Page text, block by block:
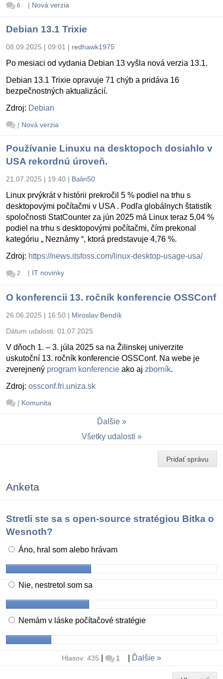
6 | Nová verzia
Debian 13.1 Trixie
08.09.2025 | 09:01 | redhawk1975
Po mesiaci od vydania Debian 13 vyšla nová verzia 13.1.
Debian 13.1 Trixie opravuje 71 chýb a pridáva 16
bezpečnostných aktualizácií.
Zdroj: Debian
| Nová verzia
Používanie Linuxu na desktopoch dosiahlo v
USA rekordnú úroveň.
21.07.2025 | 19:40 | Balin50
Linux prvýkrát v histórii prekročil 5 % podiel na trhu s
desktopovými počítačmi v USA . Podľa globálnych štatistík
spoločnosti StatCounter za jún 2025 má Linux teraz 5,04 %
podiel na trhu s desktopovými počítačmi, čím prekonal
kategóriu „ Neznámy “, ktorá predstavuje 4,76 %.
Zdroj: https://news.itsfoss.com/linux-desktop-usage-usa/
2 | IT novinky
O konferencii 13. ročník konferencie OSSConf
26.06.2025 | 16:50 | Miroslav Bendík
Dátum udalosti: 01.07.2025
V dňoch 1. – 3. júla 2025 sa na Žilinskej univerzite
uskutoční 13. ročník konferencie OSSConf. Na webe je
zverejnený program konferencie ako aj zborník.
Zdroj: ossconf.fri.uniza.sk
| Komunita
Ďalšie
Všetky udalosti
Pridať správu
Anketa
Stretli ste sa s open-source stratégiou Bitka o
Wesnoth?
Áno, hral som alebo hrávam
Nie, nestretol som sa
Nemám v láske počítačové stratégie
Hlasov: 435 1 Ďalšie